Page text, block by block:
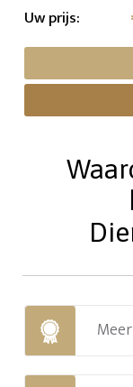
Uw prijs: